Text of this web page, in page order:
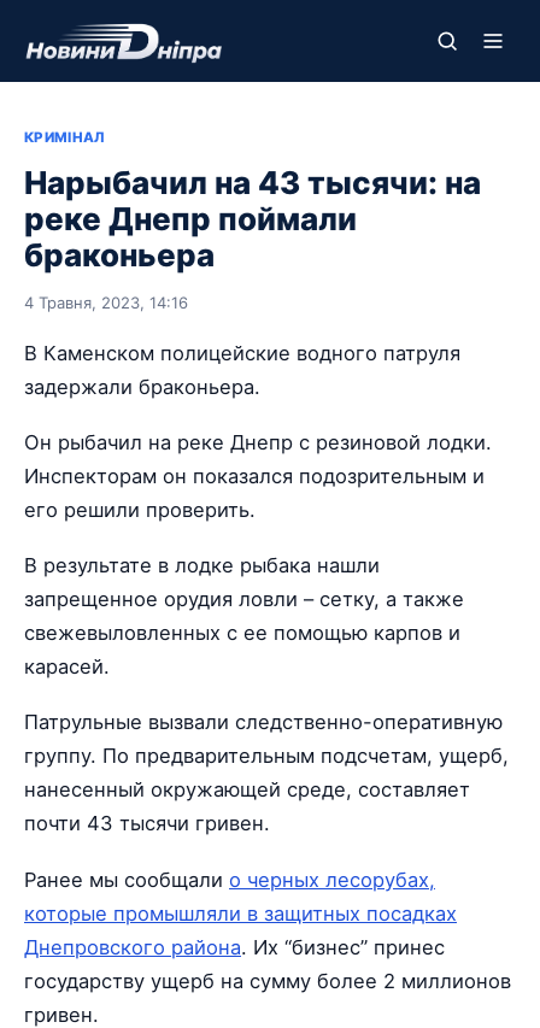
КРИМІНАЛ
Нарыбачил на 43 тысячи: на
реке Днепр поймали
браконьера
4 Травня, 2023, 14:16
В Каменском полицейские водного патруля
задержали браконьера.
Он рыбачил на реке Днепр с резиновой лодки.
Инспекторам он показался подозрительным и
его решили проверить.
В результате в лодке рыбака нашли
запрещенное орудия ловли – сетку, а также
свежевыловленных с ее помощью карпов и
карасей.
Патрульные вызвали следственно-оперативную
группу. По предварительным подсчетам, ущерб,
нанесенный окружающей среде, составляет
почти 43 тысячи гривен.
Ранее мы сообщали о черных лесорубах,
которые промышляли в защитных посадках
Днепровского района. Их “бизнес” принес
государству ущерб на сумму более 2 миллионов
гривен.